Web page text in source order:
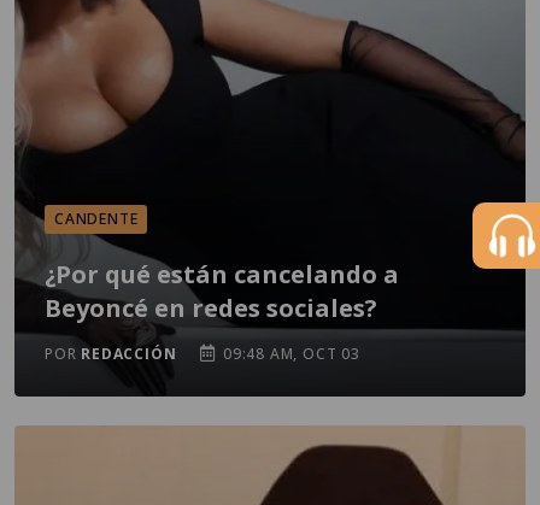
CANDENTE
¿Por qué están cancelando a
Beyoncé en redes sociales?
POR REDACCIÓN 09:48 AM, OCT 03